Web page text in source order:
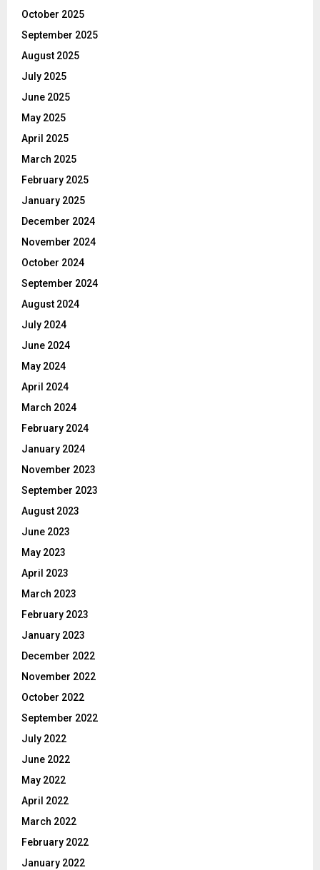
October 2025
September 2025
August 2025
July 2025
June 2025
May 2025
April 2025
March 2025
February 2025
January 2025
December 2024
November 2024
October 2024
September 2024
August 2024
July 2024
June 2024
May 2024
April 2024
March 2024
February 2024
January 2024
November 2023
September 2023
August 2023
June 2023
May 2023
April 2023
March 2023
February 2023
January 2023
December 2022
November 2022
October 2022
September 2022
July 2022
June 2022
May 2022
April 2022
March 2022
February 2022
January 2022